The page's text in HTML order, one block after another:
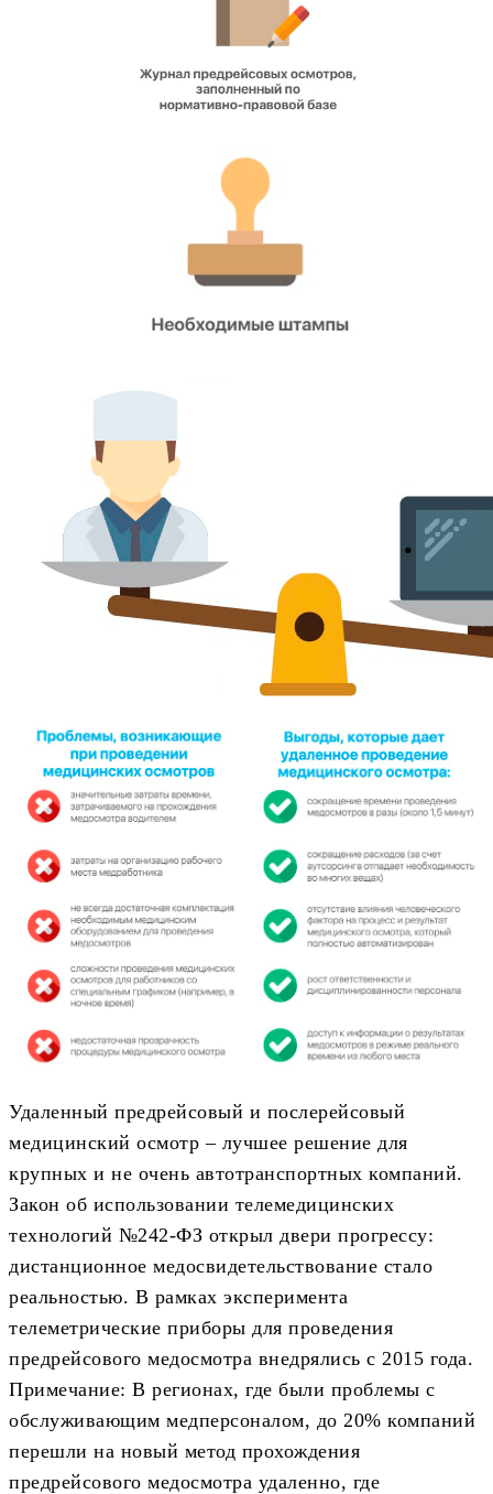
Удаленный предрейсовый и послерейсовый
медицинский осмотр – лучшее решение для
крупных и не очень автотранспортных компаний.
Закон об использовании телемедицинских
технологий №242-ФЗ открыл двери прогрессу:
дистанционное медосвидетельствование стало
реальностью. В рамках эксперимента
телеметрические приборы для проведения
предрейсового медосмотра внедрялись с 2015 года.
Примечание: В регионах, где были проблемы с
обслуживающим медперсоналом, до 20% компаний
перешли на новый метод прохождения
предрейсового медосмотра удаленно, где